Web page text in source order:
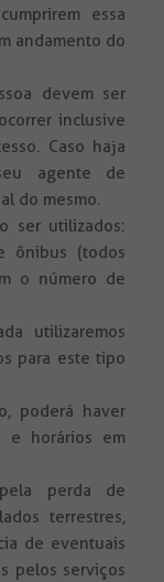
essa
andamento do
devem ser
inclusive
Caso haja
agente de
do mesmo.
ser utilizados:
ônibus (todos
o número de
utilizaremos
para este tipo
poderá haver
e horários em
perda de
terrestres,
de eventuais
pelos serviços